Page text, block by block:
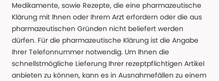
Medikamente, sowie Rezepte, die eine pharmazeutische
Klärung mit Ihnen oder Ihrem Arzt erfordern oder die aus
pharmazeutischen Gründen nicht beliefert werden
dürfen. Für die pharmazeutische Klärung ist die Angabe
Ihrer Telefonnummer notwendig. Um Ihnen die
schnellstmögliche Lieferung Ihrer rezeptpflichtigen Artikel
anbieten zu können, kann es in Ausnahmefällen zu einem